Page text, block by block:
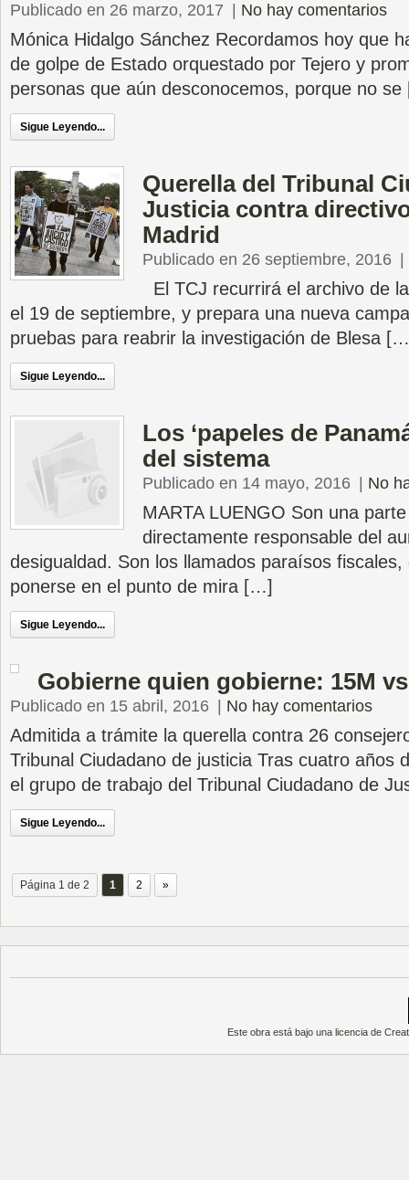
Publicado en 26 marzo, 2017 No hay comentarios
Mónica Hidalgo Sánchez Recordamos hoy que
de golpe de Estado orquestado por Tejero y
personas que aún desconocemos, porque no
Sigue Leyendo...
Querella del Tribunal
Justicia contra
Madrid
Publicado en 26 septiembre, 2016
El TCJ recurrirá el archivo de
el 19 de septiembre, y prepara una nueva
pruebas para reabrir la investigación de Blesa
Sigue Leyendo...
Los ‘papeles de
del sistema
Publicado en 14 mayo, 2016 No
MARTA LUENGO Son una
directamente responsable del
desigualdad. Son los llamados paraísos
ponerse en el punto de mira […]
Sigue Leyendo...
Gobierne quien gobierne: 15M
Publicado en 15 abril, 2016 No hay comentarios
Admitida a trámite la querella contra 26
Tribunal Ciudadano de justicia Tras cuatro años
el grupo de trabajo del Tribunal Ciudadano de
Sigue Leyendo...
Página 1 de 2 1 2 »
Este obra está bajo unalicencia de